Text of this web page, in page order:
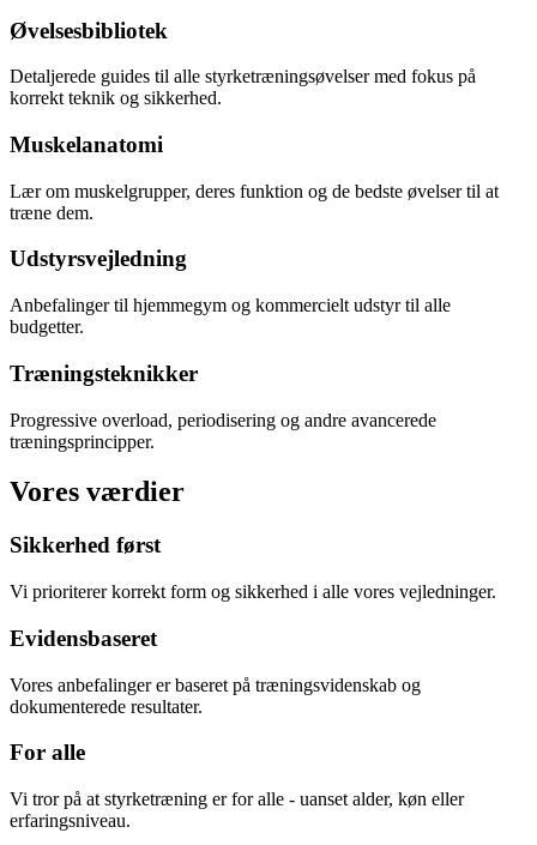
Øvelsesbibliotek
Detaljerede guides til alle styrketræningsøvelser med fokus på
korrekt teknik og sikkerhed.
Muskelanatomi
Lær om muskelgrupper, deres funktion og de bedste øvelser til at
træne dem.
Udstyrsvejledning
Anbefalinger til hjemmegym og kommercielt udstyr til alle
budgetter.
Træningsteknikker
Progressive overload, periodisering og andre avancerede
træningsprincipper.
Vores værdier
Sikkerhed først
Vi prioriterer korrekt form og sikkerhed i alle vores vejledninger.
Evidensbaseret
Vores anbefalinger er baseret på træningsvidenskab og
dokumenterede resultater.
For alle
Vi tror på at styrketræning er for alle - uanset alder, køn eller
erfaringsniveau.